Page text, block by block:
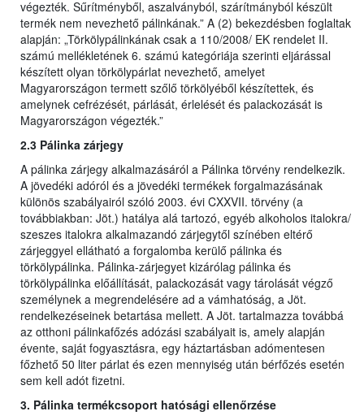
végezték. Sűrítményből, aszalványból, szárítmányból készült
termék nem nevezhető pálinkának.” A (2) bekezdésben foglaltak
alapján: „Törkölypálinkának csak a 110/2008/ EK rendelet II.
számú mellékletének 6. számú kategóriája szerinti eljárással
készített olyan törkölypárlat nevezhető, amelyet
Magyarországon termett szőlő törkölyéből készítettek, és
amelynek cefrézését, párlását, érlelését és palackozását is
Magyarországon végezték.”
2.3 Pálinka zárjegy
A pálinka zárjegy alkalmazásáról a Pálinka törvény rendelkezik.
A jövedéki adóról és a jövedéki termékek forgalmazásának
különös szabályairól szóló 2003. évi CXXVII. törvény (a
továbbiakban: Jöt.) hatálya alá tartozó, egyéb alkoholos italokra/
szeszes italokra alkalmazandó zárjegytől színében eltérő
zárjeggyel ellátható a forgalomba kerülő pálinka és
törkölypálinka. Pálinka-zárjegyet kizárólag pálinka és
törkölypálinka előállítását, palackozását vagy tárolását végző
személynek a megrendelésére ad a vámhatóság, a Jöt.
rendelkezéseinek betartása mellett. A Jöt. tartalmazza továbbá
az otthoni pálinkafőzés adózási szabályait is, amely alapján
évente, saját fogyasztásra, egy háztartásban adómentesen
főzhető 50 liter párlat és ezen mennyiség után bérfőzés esetén
sem kell adót fizetni.
3. Pálinka termékcsoport hatósági ellenőrzése